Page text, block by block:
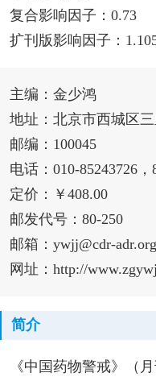
复合影响因子：0.73
扩刊版影响因子：
主编：金少鸿
地址：北京市西城区
邮编：100045
电话：010-85243726，
定价：￥408.00
邮发代号：80-250
邮箱：ywjj@cdr-
网址：http://
简介
《中国药物警戒》（